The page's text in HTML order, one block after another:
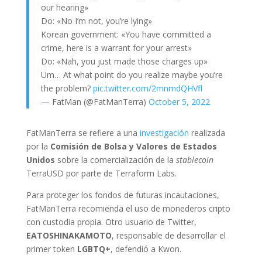
our hearing»
Do: «No I’m not, you’re lying»
Korean government: «You have committed a
crime, here is a warrant for your arrest»
Do: «Nah, you just made those charges up»
Um… At what point do you realize maybe you’re
the problem? pic.twitter.com/2mnmdQHVfl
— FatMan (@FatManTerra) October 5, 2022
FatManTerra se refiere a una investigación realizada
por la Comisión de Bolsa y Valores de Estados
Unidos sobre la comercialización de la stablecoin
TerraUSD por parte de Terraform Labs.
Para proteger los fondos de futuras incautaciones,
FatManTerra recomienda el uso de monederos cripto
con custodia propia. Otro usuario de Twitter,
EATOSHINAKAMOTO, responsable de desarrollar el
primer token LGBTQ+, defendió a Kwon.